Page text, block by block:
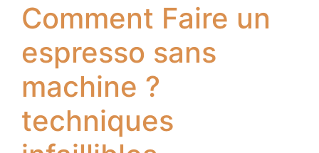
Comment Faire un
espresso sans
machine ?
techniques